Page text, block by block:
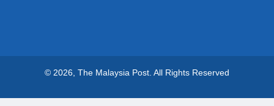
© 2026, The Malaysia Post. All Rights Reserved